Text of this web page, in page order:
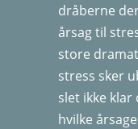
dråberne
årsag til
store
stress sker
slet ikke
hvilke